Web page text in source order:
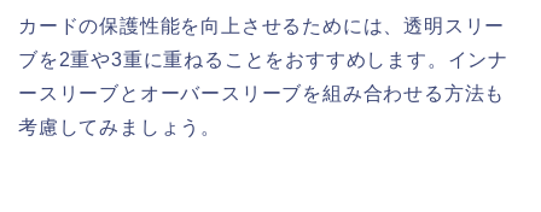
カードの保護性能を向上させるためには、透明スリー
ブを2重や3重に重ねることをおすすめします。インナ
ースリーブとオーバースリーブを組み合わせる方法も
考慮してみましょう。